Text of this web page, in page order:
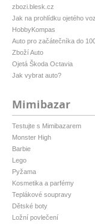
zbozi.blesk.cz
Jak na prohlídku ojetého
HobbyKompas
Auto pro začátečníka do
Zboží Auto
Ojetá Škoda Octavia
Jak vybrat auto?
Mimibazar
Testujte s Mimibazarem
Monster High
Barbie
Lego
Pyžama
Kosmetika a parfémy
Teplákové soupravy
Dětské boty
Ložní povlečení